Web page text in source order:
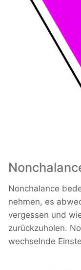
Nonchalance
nehmen, es
vergessen und
zurückzuholen.
wechselnde